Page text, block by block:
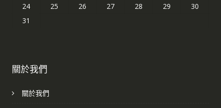
24
25 26 27 28 29
30
31
關於我們
關於我們